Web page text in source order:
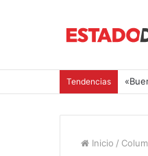
Tendencias
Inicio /